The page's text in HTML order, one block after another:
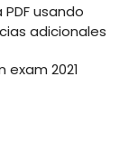
usando
adicionales
exam 2021